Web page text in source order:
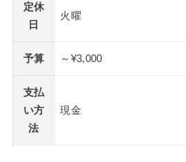
定休
日
火曜
予算 ～¥3,000
支払
い方
法
現金